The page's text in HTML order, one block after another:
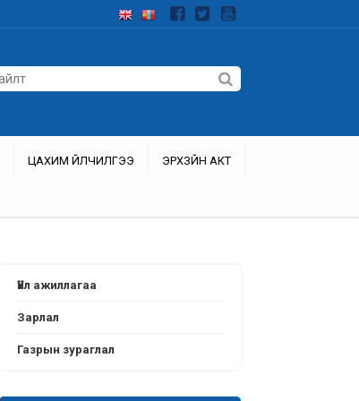
ЦАХИМ ҮЙЛЧИЛГЭЭ ЭРХЗҮЙН АКТ
Үйл ажиллагаа
Зарлал
Газрын зураглал